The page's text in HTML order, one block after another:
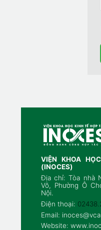
VIỆN KHOA
(INOCES)
Địa chỉ: Tòa nhà
Võ, Phường Ô
Nội.
Điện thoại:
Email:
Website: